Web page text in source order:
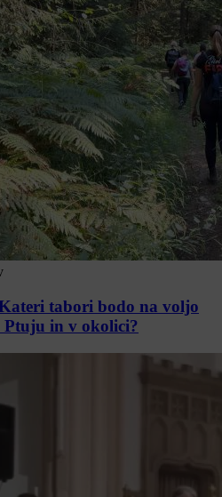
tabori bodo na voljo
Ptuju in v okolici?